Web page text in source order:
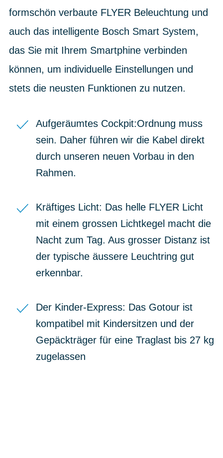
formschön verbaute FLYER Beleuchtung und
auch das intelligente Bosch Smart System,
das Sie mit Ihrem Smartphine verbinden
können, um individuelle Einstellungen und
stets die neusten Funktionen zu nutzen.
Aufgeräumtes Cockpit:Ordnung muss
sein. Daher führen wir die Kabel direkt
durch unseren neuen Vorbau in den
Rahmen.
Kräftiges Licht: Das helle FLYER Licht
mit einem grossen Lichtkegel macht die
Nacht zum Tag. Aus grosser Distanz ist
der typische äussere Leuchtring gut
erkennbar.
Der Kinder-Express: Das Gotour ist
kompatibel mit Kindersitzen und der
Gepäckträger für eine Traglast bis 27 kg
zugelassen